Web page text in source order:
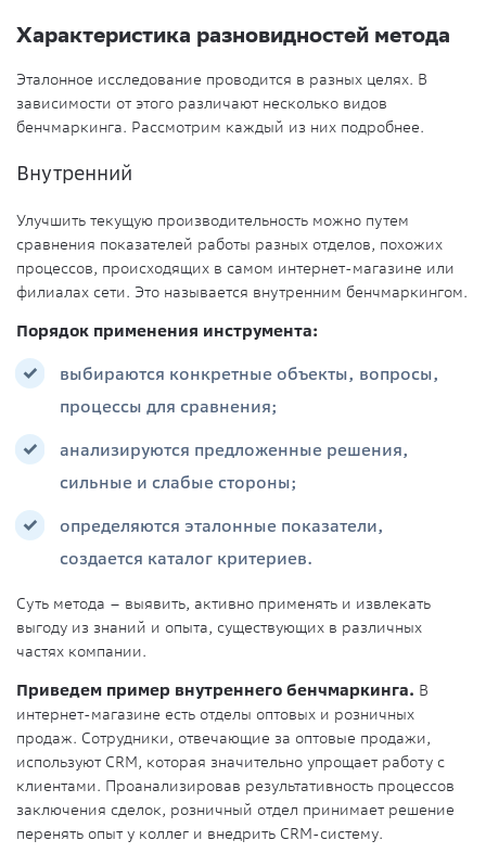
Характеристика разновидностей метода
Эталонное исследование проводится в разных целях. В
зависимости от этого различают несколько видов
бенчмаркинга. Рассмотрим каждый из них подробнее.
Внутренний
Улучшить текущую производительность можно путем
сравнения показателей работы разных отделов, похожих
процессов, происходящих в самом интернет-магазине или
филиалах сети. Это называется внутренним бенчмаркингом.
Порядок применения инструмента:
выбираются конкретные объекты, вопросы,
процессы для сравнения;
анализируются предложенные решения,
сильные и слабые стороны;
определяются эталонные показатели,
создается каталог критериев.
Суть метода – выявить, активно применять и извлекать
выгоду из знаний и опыта, существующих в различных
частях компании.
Приведем пример внутреннего бенчмаркинга. В
интернет-магазине есть отделы оптовых и розничных
продаж. Сотрудники, отвечающие за оптовые продажи,
используют CRM, которая значительно упрощает работу с
клиентами. Проанализировав результативность процессов
заключения сделок, розничный отдел принимает решение
перенять опыт у коллег и внедрить CRM-систему.